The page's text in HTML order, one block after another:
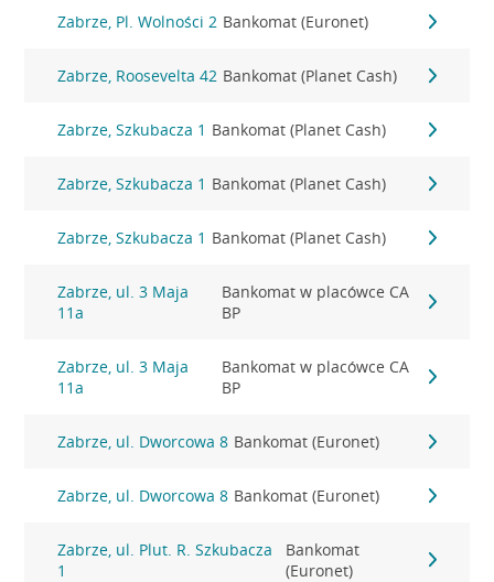
Zabrze, Pl. Wolności 2 Bankomat (Euronet)
Zabrze, Roosevelta 42 Bankomat (Planet Cash)
Zabrze, Szkubacza 1 Bankomat (Planet Cash)
Zabrze, Szkubacza 1 Bankomat (Planet Cash)
Zabrze, Szkubacza 1 Bankomat (Planet Cash)
Zabrze, ul. 3 Maja
11a
Bankomat w placówce CA
BP
Zabrze, ul. 3 Maja
11a
Bankomat w placówce CA
BP
Zabrze, ul. Dworcowa 8 Bankomat (Euronet)
Zabrze, ul. Dworcowa 8 Bankomat (Euronet)
Zabrze, ul. Plut. R. Szkubacza
1
Bankomat
(Euronet)